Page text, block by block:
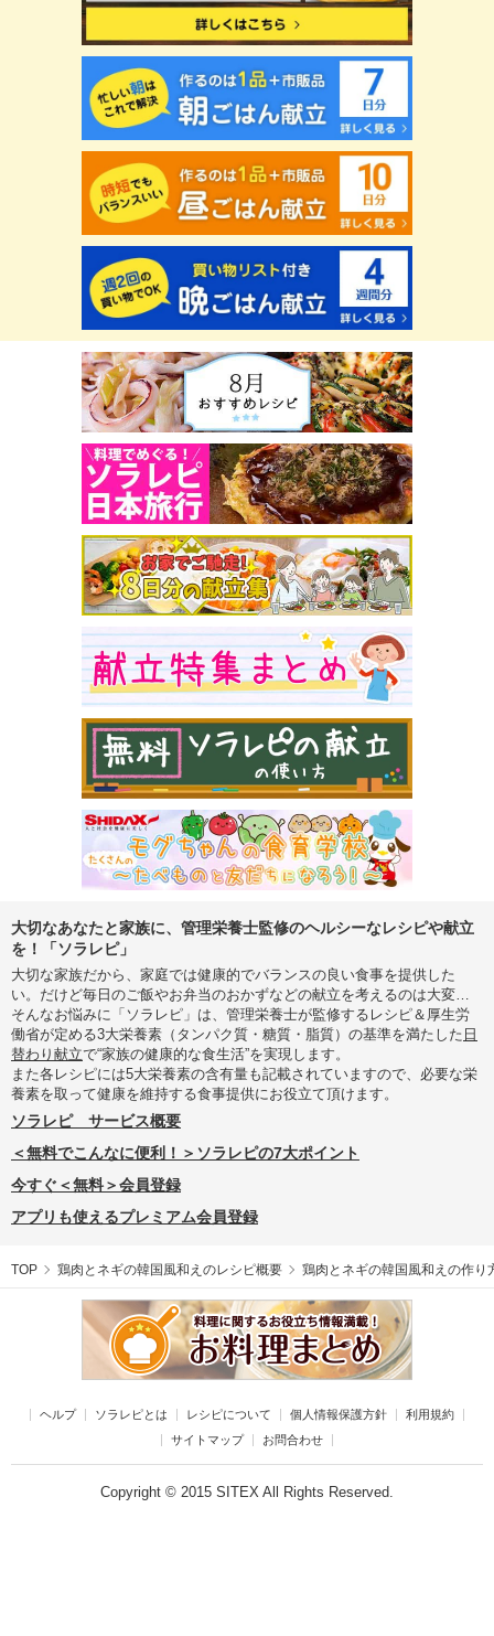
大切なあなたと家族に、管理栄養士監修のヘルシーなレシピや献立
を！「ソラレピ」
大切な家族だから、家庭では健康的でバランスの良い食事を提供した
い。だけど毎日のご飯やお弁当のおかずなどの献立を考えるのは大変…
そんなお悩みに「ソラレピ」は、管理栄養士が監修するレシピ＆厚生労
働省が定める3大栄養素（タンパク質・糖質・脂質）の基準を満たした 日
替わり献立で“家族の健康的な食生活”を実現します。
また各レシピには5大栄養素の含有量も記載されていますので、必要な栄
養素を取って健康を維持する食事提供にお役立て頂けます。
ソラレピ サービス概要
＜無料でこんなに便利！＞ソラレピの7大ポイント
今すぐ＜無料＞会員登録
アプリも使えるプレミアム会員登録
TOP 鶏肉とネギの韓国風和えのレシピ概要 鶏肉とネギの韓国風和えの作り
ヘルプ ソラレピとは レシピについて 個人情報保護方針
利用規約
サイトマップ
お問合わせ
Copyright © 2015 SITEX All Rights Reserved.